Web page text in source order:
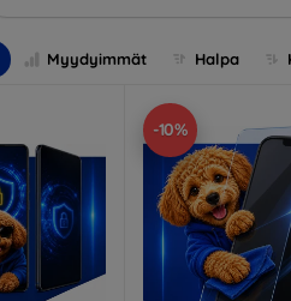
Myydyimmät Halpa
-10%